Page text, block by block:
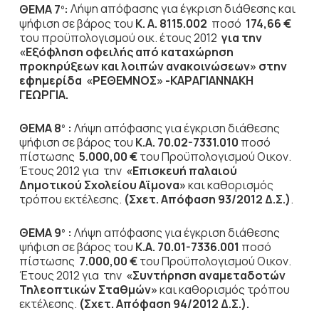
ΘΕΜΑ 7ο: Λήψηαπόφασης για έγκριση διάθεσης και
ψήφιση σε βάρος του Κ. Α. 8115.002 ποσό 174,66 €
του προϋπολογισμού οικ. έτους 2012 για την
«Εξόφληση οφειλής από καταχώρηση
προκηρύξεων και λοιπών ανακοινώσεων» στην
εφημερίδα «ΡΕΘΕΜΝΟΣ» -ΚΑΡΑΓΙΑΝΝΑΚΗ
ΓΕΩΡΓΙΑ.
ΘΕΜΑ 8ο : Λήψη απόφασης για έγκριση διάθεσης
ψήφιση σε βάρος του Κ.Α. 70.02-7331.010 ποσό
πίστωσης 5.000,00 €του Προϋπολογισμού Οικον.
Έτους 2012για την «Επισκευή παλαιού
Δημοτικού Σχολείου Αϊμονα»και καθορισμός
τρόπου εκτέλεσης. (Σχετ. Απόφαση 93/2012 Δ.Σ.).
ΘΕΜΑ 9ο : Λήψη απόφασης για έγκριση διάθεσης
ψήφιση σε βάρος του Κ.Α. 70.01-7336.001 ποσό
πίστωσης 7.000,00 €του Προϋπολογισμού Οικον.
Έτους 2012για την «Συντήρηση αναμεταδοτών
Τηλεοπτικών Σταθμών»και καθορισμός τρόπου
εκτέλεσης. (Σχετ. Απόφαση 94/2012 Δ.Σ.).